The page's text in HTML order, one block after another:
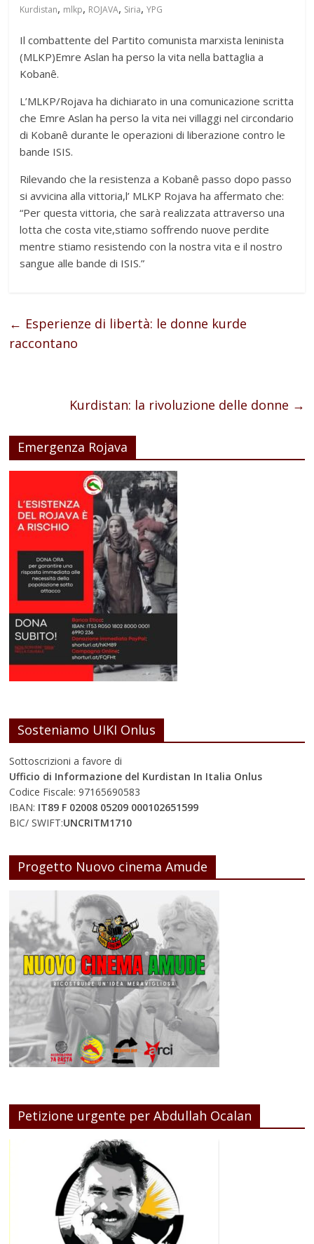
Kurdistan, mlkp, ROJAVA, Siria,YPG
Il combattente del Partito comunista marxista leninista
(MLKP)Emre Aslan ha perso la vita nella battaglia a
Kobanê.
L’MLKP/Rojava ha dichiarato in una comunicazione scritta
che Emre Aslan ha perso la vita nei villaggi nel circondario
di Kobanê durante le operazioni di liberazione contro le
bande ISIS.
Rilevando che la resistenza a Kobanê passo dopo passo
si avvicina alla vittoria,l’ MLKP Rojava ha affermato che:
“Per questa vittoria, che sarà realizzata attraverso una
lotta che costa vite,stiamo soffrendo nuove perdite
mentre stiamo resistendo con la nostra vita e il nostro
sangue alle bande di ISIS.”
← Esperienze di libertà: le donne kurde
raccontano
Kurdistan: la rivoluzione delle donne →
Emergenza Rojava
Sosteniamo UIKI Onlus
Sottoscrizioni a favore di
Ufficio di Informazione del Kurdistan In Italia Onlus
Codice Fiscale: 97165690583
IBAN: IT89 F 02008 05209 000102651599
BIC/ SWIFT:UNCRITM1710
Progetto Nuovo cinema Amude
Petizione urgente per Abdullah Ocalan